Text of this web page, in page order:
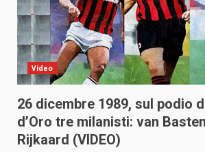
Video
26 dicembre 1989, sul podio
d’Oro tre milanisti: van
Rijkaard (VIDEO)